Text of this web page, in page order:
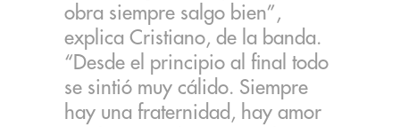
obra siempre salgo bien”,
explica Cristiano, de la banda.
“Desde el principio al final todo
se sintió muy cálido. Siempre
hay una fraternidad, hay amor